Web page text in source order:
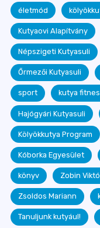
életmód
Kutyaovi Alapítvány
Népszigeti Kutyasuli
Őrmezői Kutyasuli
sport kutya
Hajógyári Kutyasuli
Kölyökkutya Program
Kóborka Egyesület
könyv Zobin
Zsoldos Mariann
Tanuljunk kutyául!